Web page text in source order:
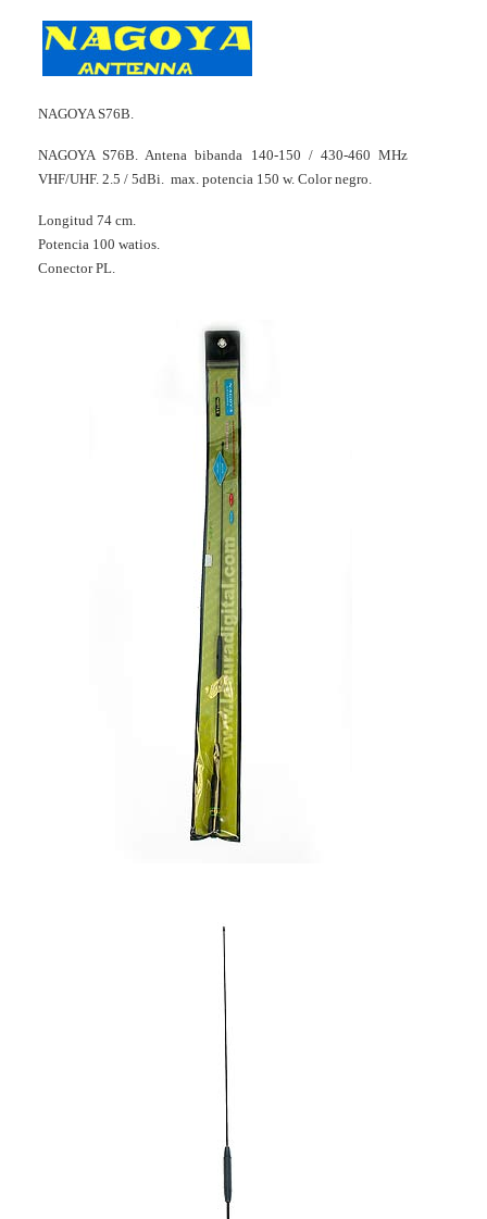
NAGOYA S76B.
NAGOYA S76B. Antena bibanda 140-150 / 430-460 MHz
VHF/UHF. 2.5 / 5dBi. max. potencia 150 w. Color negro.
Longitud 74 cm.
Potencia 100 watios.
Conector PL.